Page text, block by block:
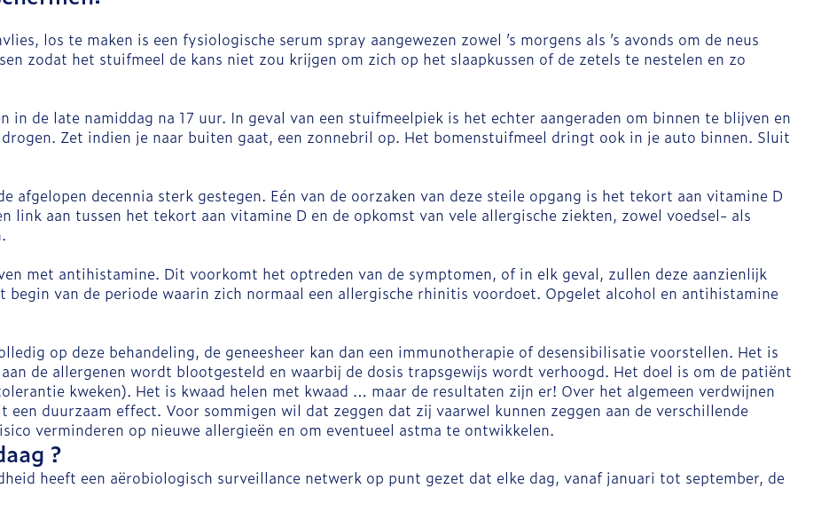
los te maken is een fysiologische serum spray aangewezen zowel ’s morgens als ’s avonds om de neus
zodat het stuifmeel de kans niet zou krijgen om zich op het slaapkussen of de zetels te nestelen en zo
in de late namiddag na 17 uur. In geval van een stuifmeelpiek is het echter aangeraden om binnen te blijven en
Zet indien je naar buiten gaat, een zonnebril op. Het bomenstuifmeel dringt ook in je auto binnen. Sluit
afgelopen decennia sterk gestegen. Eén van de oorzaken van deze steile opgang is het tekort aan vitamine D
link aan tussen het tekort aan vitamine D en de opkomst van vele allergische ziekten, zowel voedsel- als
met antihistamine. Dit voorkomt het optreden van de symptomen, of in elk geval, zullen deze aanzienlijk
van de periode waarin zich normaal een allergische rhinitis voordoet. Opgelet alcohol en antihistamine
op deze behandeling, de geneesheer kan dan een immunotherapie of desensibilisatie voorstellen. Het is
de allergenen wordt blootgesteld en waarbij de dosis trapsgewijs wordt verhoogd. Het doel is om de patiënt
kweken). Het is kwaad helen met kwaad … maar de resultaten zijn er! Over het algemeen verdwijnen
duurzaam effect. Voor sommigen wil dat zeggen dat zij vaarwel kunnen zeggen aan de verschillende
verminderen op nieuwe allergieën en om eventueel astma te ontwikkelen.
?
heeft een aërobiologisch surveillance netwerk op punt gezet dat elke dag, vanaf januari tot september, de